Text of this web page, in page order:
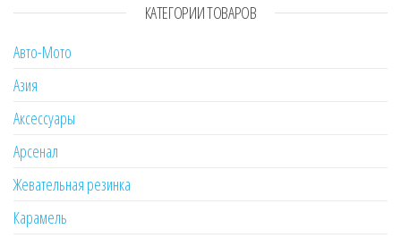
КАТЕГОРИИ ТОВАРОВ
Авто-Мото
Азия
Аксессуары
Арсенал
Жевательная резинка
Карамель